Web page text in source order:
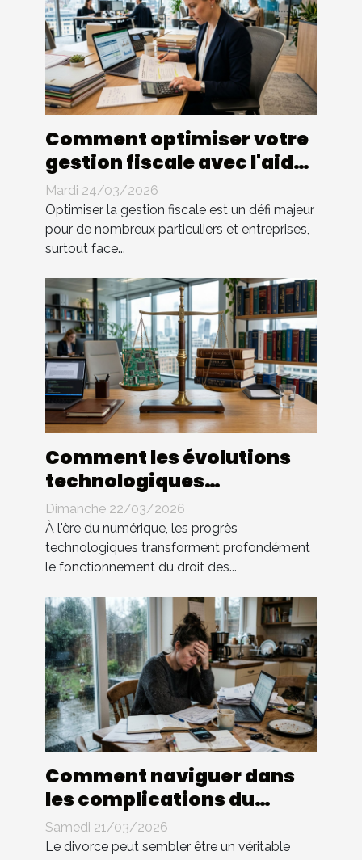
Comment optimiser votre
gestion fiscale avec l'aide
d'un expert ?
Mardi 24/03/2026
Optimiser la gestion fiscale est un défi majeur
pour de nombreux particuliers et entreprises,
surtout face...
Comment les évolutions
technologiques
impactent-elles le droit
des contrats ?
Dimanche 22/03/2026
À l'ère du numérique, les progrès
technologiques transforment profondément
le fonctionnement du droit des...
Comment naviguer dans
les complications du
divorce sans avocat ?
Samedi 21/03/2026
Le divorce peut sembler être un véritable